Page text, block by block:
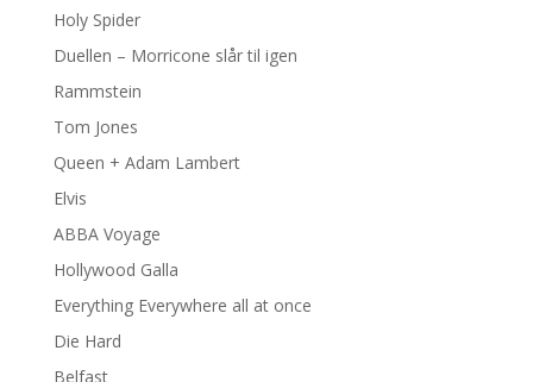
Holy Spider
Duellen – Morricone slår til igen
Rammstein
Tom Jones
Queen + Adam Lambert
Elvis
ABBA Voyage
Hollywood Galla
Everything Everywhere all at once
Die Hard
Belfast